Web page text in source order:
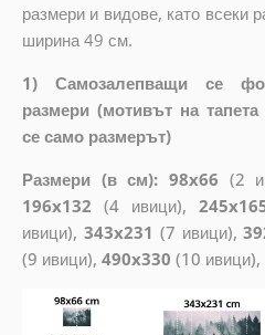
размери и видове, като всеки
ширина 49 см.
1) Самозалепващи се
размери (мотивът на
се само размерът)
Размери (в см): 98x66 (2
196x132 (4 ивици),
ивици), 343x231 (7 ивици),
(9 ивици), 490x330 (10 ивици),